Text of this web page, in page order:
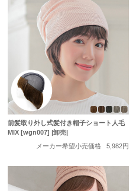
前髪取り外し式髪付き帽子ショート人毛
MIX [wgn007] |卸売|
メーカー希望小売価格
5,982円